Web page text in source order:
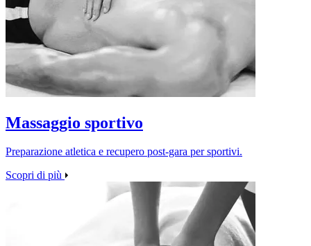
Massaggio sportivo
Preparazione atletica e recupero post‑gara per sportivi.
Scopri di più